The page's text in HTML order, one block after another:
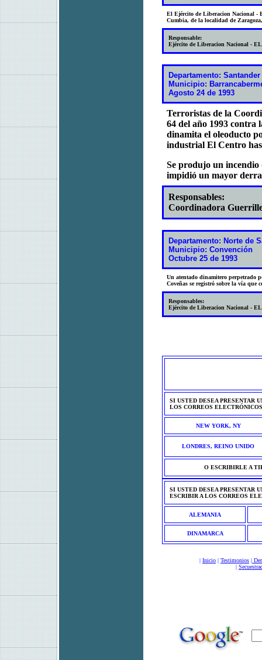
El Ejército de Liberacion Nacional -
Cumbia, de la localidad de
Responsable:
Ejército de Liberacion Nacional -
Departamento: Santander
Municipio:
Agosto 24 de 1993
Terroristas de la
64 del año 1993
dinamita el oleoducto
industrial El Centro
Se produjo un
impidió un mayor
Responsables:
Coordinadora
Departamento: Norte de
Municipio: Convención
Octubre 25 de 1993
Un atentado dinamitero perpetrado
Coveñas se registró sobre la vía
Responsables:
Ejército de Liberacion Nacional -
SI USTED DESEA PRESENTAR
LOS CORREOS
NEW YORK, NY
LONDRES, REINO UNIDO
O ESCRIBIRLE A
SI USTED DESEA PRESENTAR
ESCRIBIR A LOS CORREOS
ALEMANIA
DINAMARCA
| Inicio | Testimonios |
|